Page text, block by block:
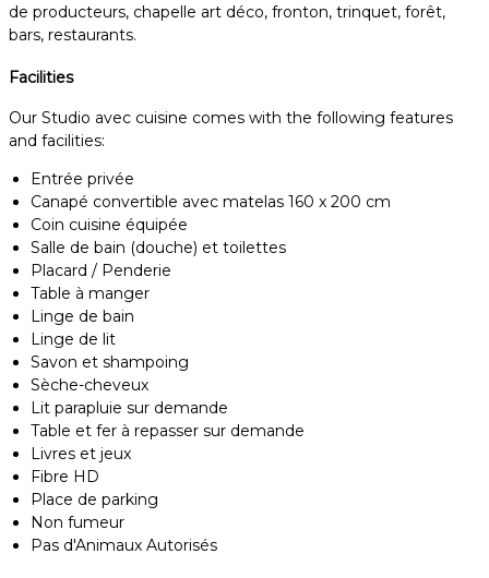
de producteurs, chapelle art déco, fronton, trinquet, forêt,
bars, restaurants.
Facilities
Our Studio avec cuisine comes with the following features
and facilities:
Entrée privée
Canapé convertible avec matelas 160 x 200 cm
Coin cuisine équipée
Salle de bain (douche) et toilettes
Placard / Penderie
Table à manger
Linge de bain
Linge de lit
Savon et shampoing
Sèche-cheveux
Lit parapluie sur demande
Table et fer à repasser sur demande
Livres et jeux
Fibre HD
Place de parking
Non fumeur
Pas d'Animaux Autorisés